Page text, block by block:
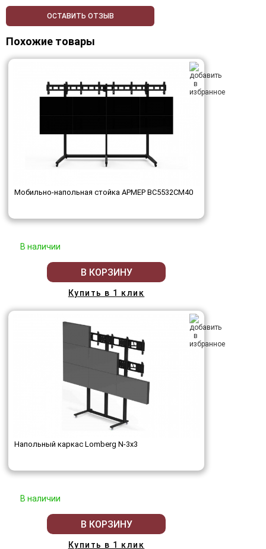
ОСТАВИТЬ ОТЗЫВ
Похожие товары
Мобильно-напольная стойка АРМЕР ВС5532СМ40
В наличии
В КОРЗИНУ
Купить в 1 клик
Напольный каркас Lomberg N-3х3
В наличии
В КОРЗИНУ
Купить в 1 клик